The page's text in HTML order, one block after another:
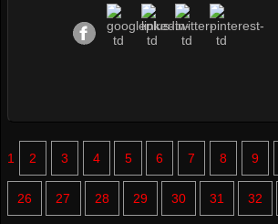
1 2 3 4 5 6 7 8 9
26 27 28 29 30 31 32